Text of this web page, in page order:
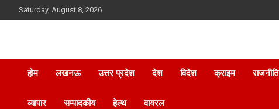
to
Saturday, August 8, 2026
होम लखनऊ उत्तर प्रदेश देश विदेश क्राइम राजनीति
व्यापार सम्पादकीय हेल्थ वायरल